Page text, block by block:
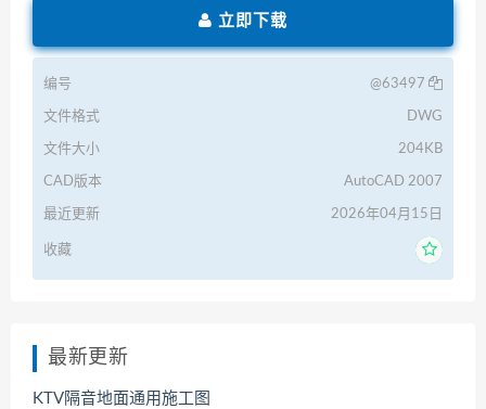
立即下载
编号 @63497
文件格式 DWG
文件大小 204KB
CAD版本 AutoCAD 2007
最近更新 2026年04月15日
收藏
最新更新
KTV隔音地面通用施工图